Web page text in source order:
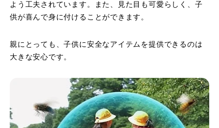
よう工夫されています。また、見た目も可愛らしく、子
供が喜んで身に付けることができます。
親にとっても、子供に安全なアイテムを提供できるのは
大きな安心です。